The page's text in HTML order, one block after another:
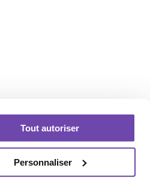
Tout autoriser
Personnaliser